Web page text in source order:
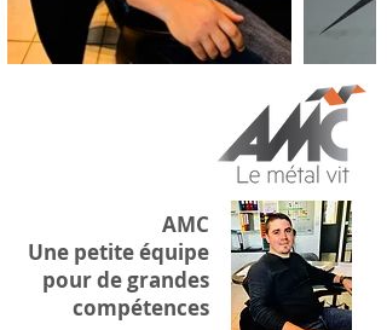
AMC
Une petite équipe
pour de grandes
compétences